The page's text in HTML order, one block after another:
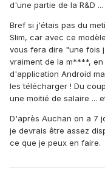
d'une partie de la R&D ...
Bref si j'étais pas du
Slim, car avec ce
vous fera dire "une fois
vraiment de la m****,
d'application Android
les télécharger ! Du
une moitié de salaire ...
D'après Auchan on a 7
je devrais être assez
ce que je peux en faire.